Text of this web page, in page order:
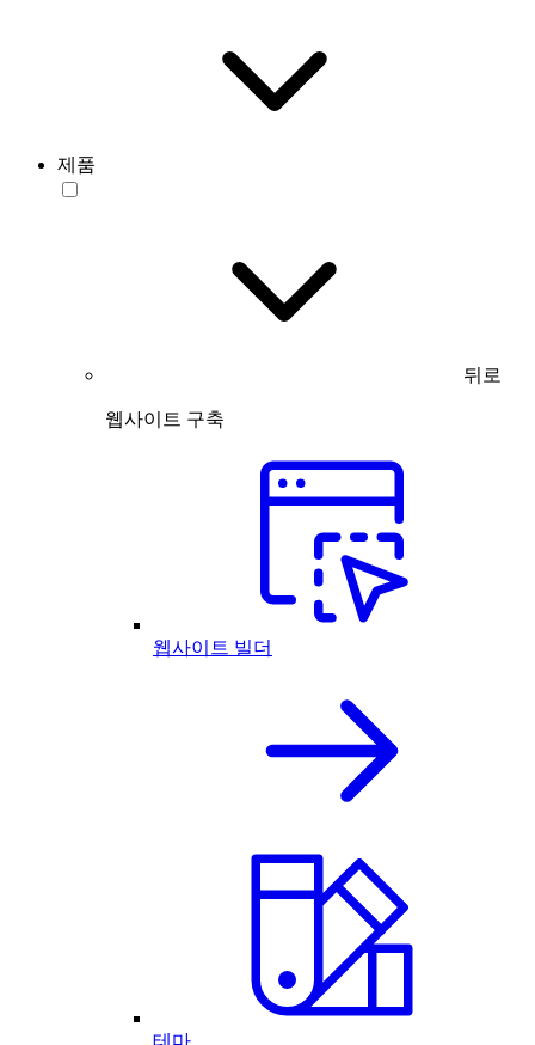
제품
뒤로
웹사이트 구축
웹사이트 빌더
테마